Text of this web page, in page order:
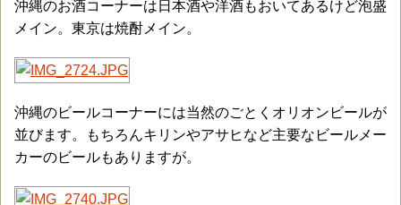
沖縄のお酒コーナーは日本酒や洋酒もおいてあるけど泡盛
メイン。東京は焼酎メイン。
沖縄のビールコーナーには当然のごとくオリオンビールが
並びます。もちろんキリンやアサヒなど主要なビールメー
カーのビールもありますが。